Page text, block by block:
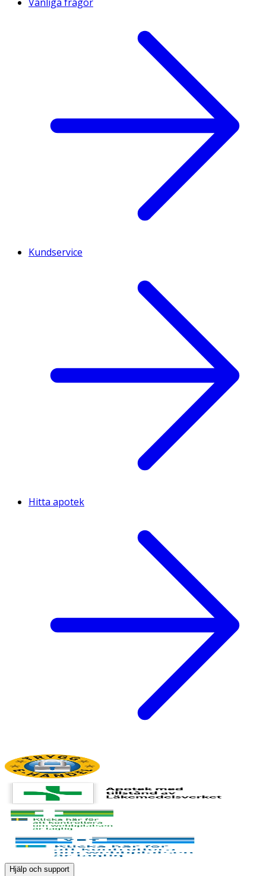
Kundservice
Hitta apotek
Hjälp och support